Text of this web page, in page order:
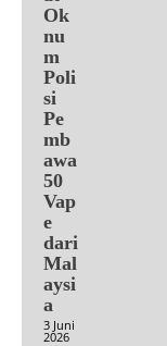
Ok
nu
m
Poli
si
Pe
mb
awa
50
Vap
e
dari
Mal
aysi
a
3 Juni
2026